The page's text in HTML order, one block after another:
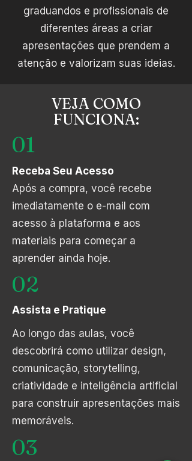
graduandos e profissionais de
diferentes áreas a criar
apresentações que prendem a
atenção e valorizam suas ideias.
VEJA COMO
FUNCIONA:
01
Receba Seu Acesso
Após a compra, você recebe
imediatamente o e-mail com
acesso à plataforma e aos
materiais para começar a
aprender ainda hoje.
02
Assista e Pratique
Ao longo das aulas, você
descobrirá como utilizar design,
comunicação, storytelling,
criatividade e inteligência artificial
para construir apresentações mais
memoráveis.
03